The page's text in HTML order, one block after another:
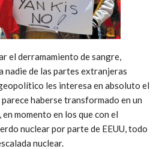
el derramamiento de sangre,
nadie de las partes extranjeras
les interesa en absoluto el
haberse transformado en un
momento en los que con el
nuclear por parte de EEUU, todo
nuclear.